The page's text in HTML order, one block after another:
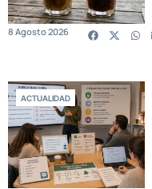
8 Agosto 2026
ACTUALIDAD